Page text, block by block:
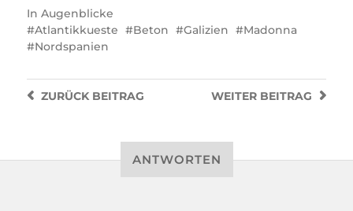
In Augenblicke
Atlantikkueste
Beton Galizien
Madonna
Nordspanien
WEITER BEITRAG
ZURÜCKBEITRAG
ANTWORTEN